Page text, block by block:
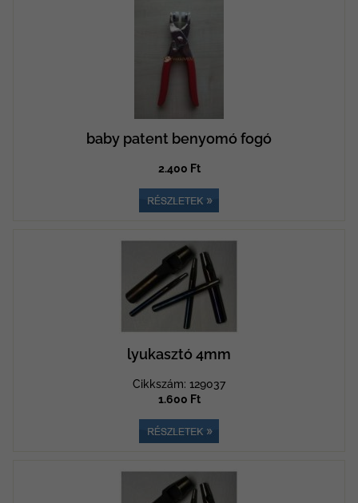
baby patent benyomó fogó
2.400 Ft
lyukasztó 4mm
Cikkszám: 129037
1.600 Ft